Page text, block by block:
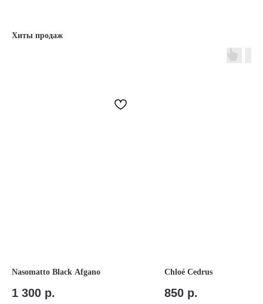
Хиты продаж
Nasomatto Black Afgano
1 300 р.
Chloé Cedrus
850 р.